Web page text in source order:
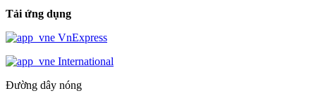
Tải ứng dụng
VnExpress
International
Đường dây nóng